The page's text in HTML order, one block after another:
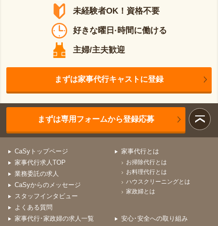
未経験者OK！資格不要
好きな曜日·時間に働ける
主婦/主夫歓迎
まずは家事代行キャストに登録
まずは専用フォームから登録応募
CaSyトップページ
家事代行求人TOP
業務委託の求人
CaSyからのメッセージ
スタッフインタビュー
よくある質問
家事代行とは
お掃除代行とは
お料理代行とは
ハウスクリーニングとは
家政婦とは
家事代行･家政婦の求人一覧
安心･安全への取り組み